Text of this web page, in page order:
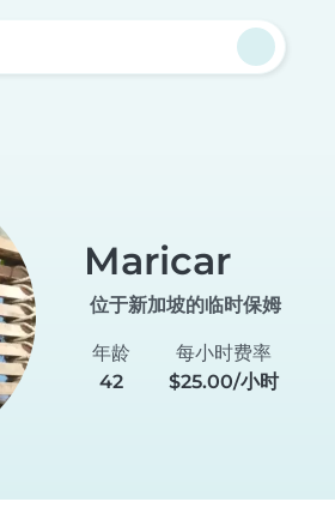
Maricar
位于新加坡的临时保姆
年龄
42
每小时费率
$25.00/小时